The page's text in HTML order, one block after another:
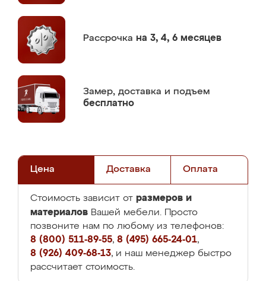
Рассрочка на 3, 4, 6 месяцев
Замер, доставка и подъем
бесплатно
Цена Доставка Оплата
Стоимость зависит от размеров и
материалов Вашей мебели. Просто
позвоните нам по любому из телефонов:
8 (800) 511-89-55, 8 (495) 665-24-01,
8 (926) 409-68-13, и наш менеджер быстро
рассчитает стоимость.